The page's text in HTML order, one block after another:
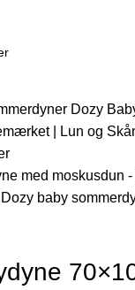
Dozy
| Lun og